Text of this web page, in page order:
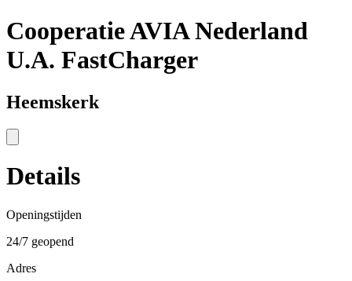
Cooperatie AVIA Nederland
U.A. FastCharger
Heemskerk
Details
Openingstijden
24/7 geopend
Adres